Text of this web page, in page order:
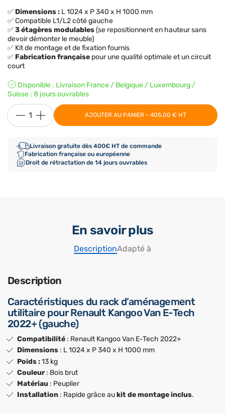
✅ Dimensions : L 1024 x P 340 x H 1000 mm
✅ Compatible L1/L2 côté gauche
✅3 étagères modulables(se repositionnent en hauteur sans
devoir démonter le meuble)
✅ Kit de montage et de fixation fournis
✅ Fabrication française pour une qualité optimale et un circuit
court
Disponible . Livraison France / Belgique / Luxembourg /
Suisse : 8 jours ouvrables
AJOUTER AU PANIER - 405,00 € HT
Livraison gratuite dès 400€ HT de commande
Fabrication française ou européenne
Droit de rétractation de 14 jours ouvrables
En savoir plus
DescriptionAdapté à
Description
Caractéristiques du rack d’aménagement
utilitaire pour Renault Kangoo Van E-Tech
2022+ (gauche)
Compatibilité : Renault Kangoo Van E-Tech 2022+
Dimensions : L 1024 x P 340 x H 1000 mm
Poids :13 kg
Couleur: Bois brut
Matériau : Peuplier
Installation : Rapide grâce aukit de montage inclus.